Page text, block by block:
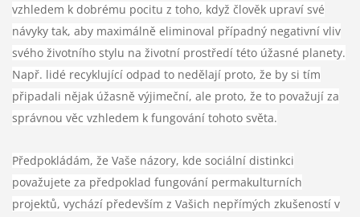
vzhledem k dobrému pocitu z toho, když člověk upraví své
návyky tak, aby maximálně eliminoval případný negativní vliv
svého životního stylu na životní prostředí této úžasné planety.
Např. lidé recyklující odpad to nedělají proto, že by si tím
připadali nějak úžasně výjimeční, ale proto, že to považují za
správnou věc vzhledem k fungování tohoto světa.
Předpokládám, že Vaše názory, kde sociální distinkci
považujete za předpoklad fungování permakulturních
projektů, vychází především z Vašich nepřímých zkušeností v